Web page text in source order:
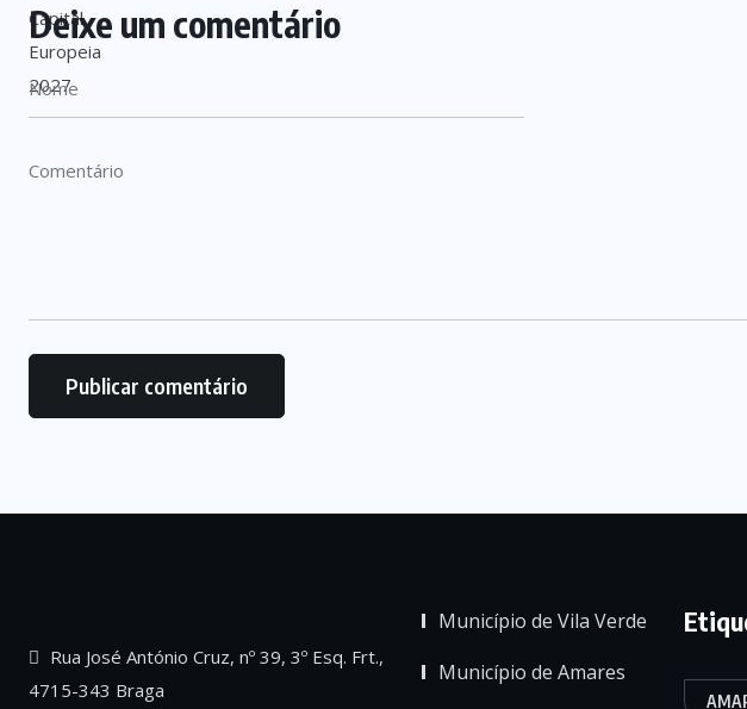
Deixe um comentário
Rua José António Cruz, nº 39, 3º Esq. Frt.,
4715-343 Braga
Município de Vila Verde
Município de Amares